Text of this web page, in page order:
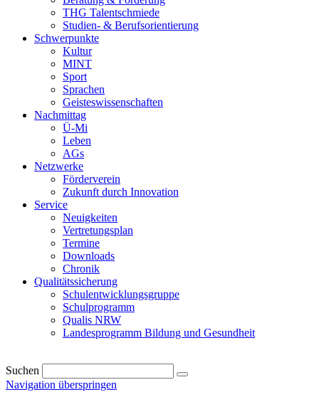
THG Talentschmiede
Studien- & Berufsorientierung
Schwerpunkte
Kultur
MINT
Sport
Sprachen
Geisteswissenschaften
Nachmittag
Ü-Mi
Leben
AGs
Netzwerke
Förderverein
Zukunft durch Innovation
Service
Neuigkeiten
Vertretungsplan
Termine
Downloads
Chronik
Qualitätssicherung
Schulentwicklungsgruppe
Schulprogramm
Qualis NRW
Landesprogramm Bildung und Gesundheit
Suchen
Navigation überspringen